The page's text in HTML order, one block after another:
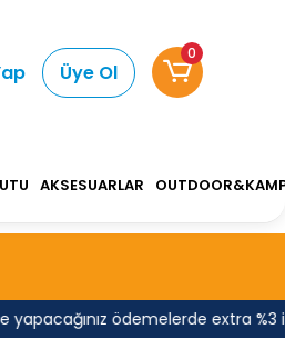
ödemelerde extra %3 indirim
Üye Ol
0
AKSESUARLAR